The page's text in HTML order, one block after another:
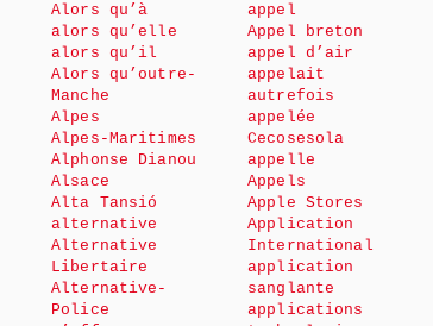
Alors qu’à
alors qu’elle
alors qu’il
Alors qu’outre-
Manche
Alpes
Alpes-Maritimes
Alphonse Dianou
Alsace
Alta Tansió
alternative
Alternative
Libertaire
Alternative-
Police
appel
Appel breton
appel d’air
appelait
autrefois
appelée
Cecosesola
appelle
Appels
Apple Stores
Application
International
application
sanglante
applications